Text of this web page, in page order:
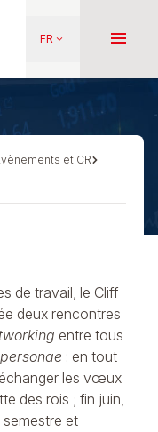
FR keyboard_arrow_down menu
et CR
de travail, le Cliff
deux rencontres
entre tous
: en tout
les vœux
des rois ; fin juin,
et